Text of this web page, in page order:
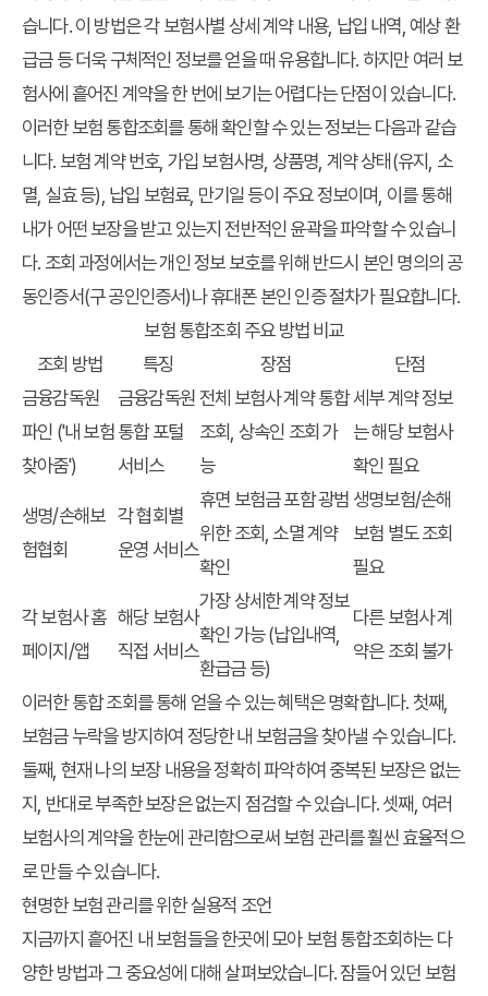
습니다. 이 방법은 각 보험사별 상세 계약 내용, 납입 내역, 예상 환
급금 등 더욱 구체적인 정보를 얻을 때 유용합니다. 하지만 여러 보
험사에 흩어진 계약을 한 번에 보기는 어렵다는 단점이 있습니다.
이러한보험 통합조회를 통해 확인할 수 있는 정보는 다음과 같습
니다. 보험 계약 번호, 가입 보험사명, 상품명, 계약 상태(유지, 소
멸, 실효 등), 납입 보험료, 만기일 등이 주요 정보이며, 이를 통해
내가 어떤 보장을 받고 있는지 전반적인 윤곽을 파악할 수 있습니
다. 조회 과정에서는 개인 정보 보호를 위해 반드시 본인 명의의 공
동인증서(구 공인인증서)나 휴대폰 본인 인증 절차가 필요합니다.
보험 통합조회 주요 방법 비교
조회 방법
특징 장점
단점
금융감독원
파인 ('내 보험
찾아줌')
금융감독원
통합 포털
서비스
전체 보험사 계약 통합
조회, 상속인 조회 가
능
세부 계약 정보
는 해당 보험사
확인 필요
생명/손해보
험협회
각 협회별
운영 서비스
휴면 보험금 포함 광범
위한 조회, 소멸 계약
확인
생명보험/손해
보험 별도 조회
필요
각 보험사 홈
페이지/앱
해당 보험사
직접 서비스
가장 상세한 계약 정보
확인 가능 (납입내역,
환급금 등)
다른 보험사 계
약은 조회 불가
이러한 통합 조회를 통해 얻을 수 있는 혜택은 명확합니다. 첫째,
보험금 누락을 방지하여 정당한 내 보험금을 찾아낼 수 있습니다.
둘째, 현재 나의 보장 내용을 정확히 파악하여 중복된 보장은 없는
지, 반대로 부족한 보장은 없는지 점검할 수 있습니다. 셋째, 여러
보험사의 계약을 한눈에 관리함으로써 보험 관리를 훨씬 효율적으
로 만들 수 있습니다.
현명한 보험 관리를 위한 실용적 조언
지금까지 흩어진 내 보험들을 한곳에 모아보험 통합조회하는 다
양한 방법과 그 중요성에 대해 살펴보았습니다. 잠들어 있던 보험